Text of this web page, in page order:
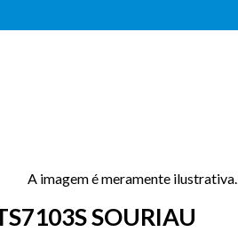
A imagem é meramente ilustrativa.
SOURIAU